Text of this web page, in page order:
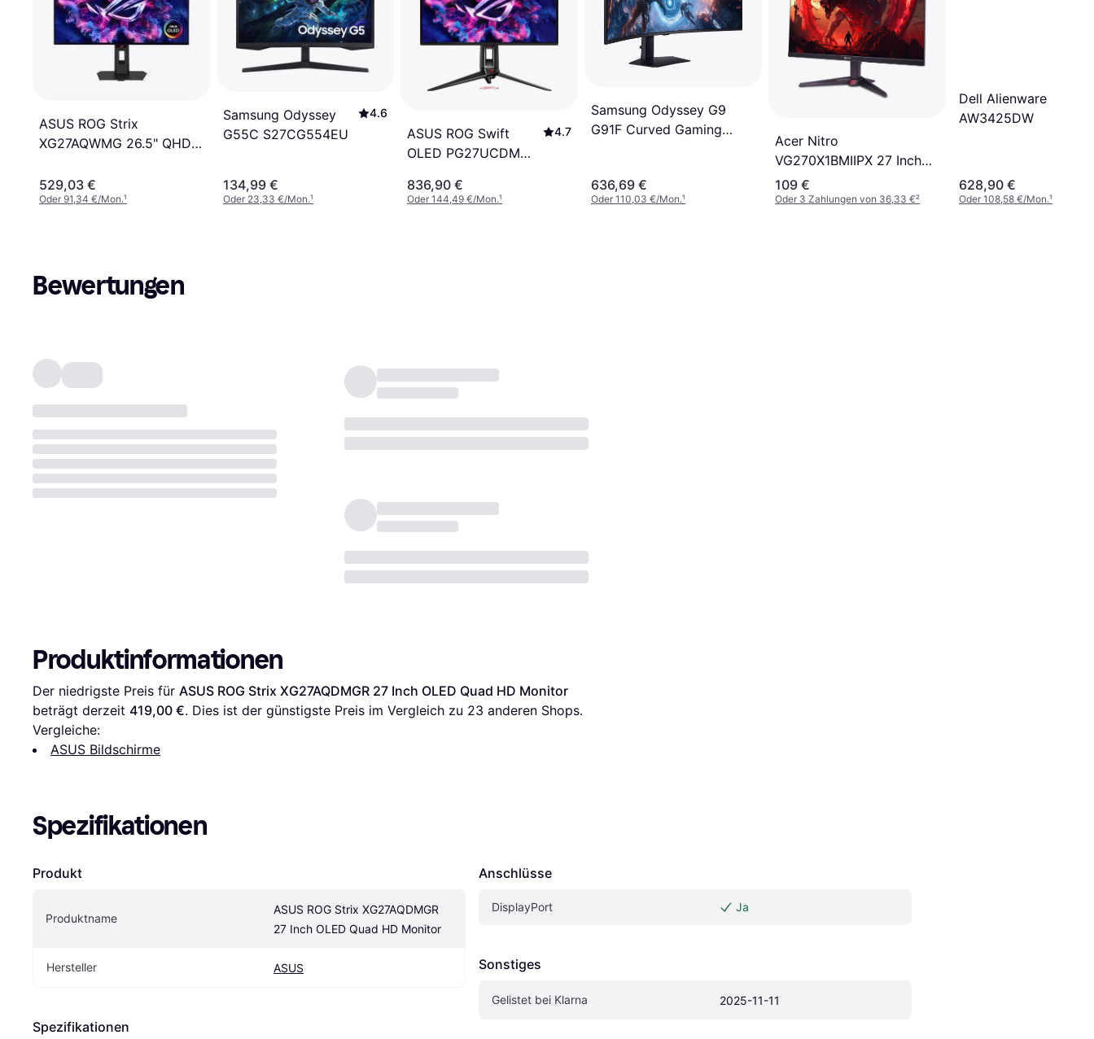
ASUS ROG Strix
XG27AQWMG 26.5" QHD
Monitor
529,03 €
Oder 91,34 €/Mon.¹
Samsung Odyssey
G55C S27CG554EU
4.6
134,99 €
Oder 23,33 €/Mon.¹
ASUS ROG Swift
OLED PG27UCDM
4.7
836,90 €
Oder 144,49 €/Mon.¹
Samsung Odyssey G9
G91F Curved Gaming
636,69 €
Oder 110,03 €/Mon.¹
Acer Nitro
VG270X1BMIIPX 27 Inch
Full-HD Gaming Monitor
109 €
Oder 3 Zahlungen von 36,33 €²
Dell Alienware
AW3425DW
628,90 €
Oder 108,58 €/Mon.¹
Bewertungen
Produktinformationen
Der niedrigste Preis für ASUS ROG Strix XG27AQDMGR 27 Inch OLED Quad HD Monitor
beträgt derzeit 419,00 €. Dies ist der günstigste Preis im Vergleich zu 23 anderen Shops.
Vergleiche:
ASUS Bildschirme
Spezifikationen
Produkt
Produktname
ASUS ROG Strix XG27AQDMGR
27 Inch OLED Quad HD Monitor
Hersteller ASUS
Spezifikationen
Anschlüsse
DisplayPort Ja
Sonstiges
Gelistet bei Klarna 2025-11-11